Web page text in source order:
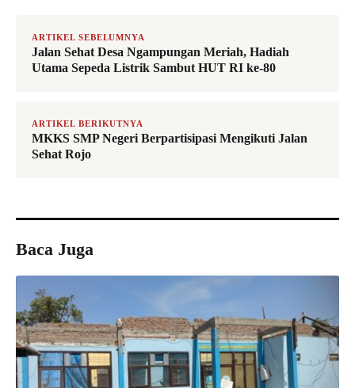
ARTIKEL SEBELUMNYA
Jalan Sehat Desa Ngampungan Meriah, Hadiah
Utama Sepeda Listrik Sambut HUT RI ke-80
ARTIKEL BERIKUTNYA
MKKS SMP Negeri Berpartisipasi Mengikuti Jalan
Sehat Rojo
Baca Juga